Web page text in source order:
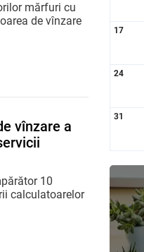
mărfuri cu
de vînzare
vînzare a
10
calculatoarelor
17
24
31